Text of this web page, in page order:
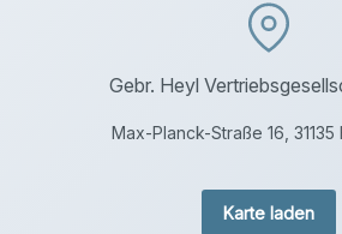
Gebr. Heyl
Max-Planck-Straße 16, 31135
Karte laden